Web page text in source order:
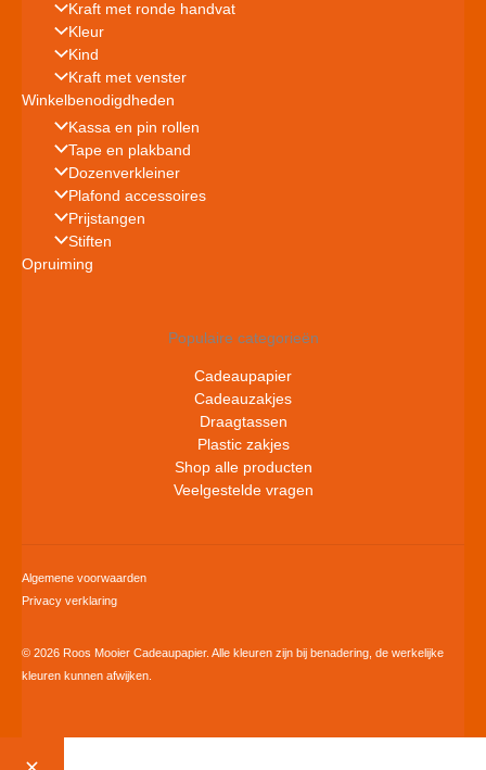
Kraft met ronde handvat
Kleur
Kind
Kraft met venster
Winkelbenodigdheden
Kassa en pin rollen
Tape en plakband
Dozenverkleiner
Plafond accessoires
Prijstangen
Stiften
Opruiming
Populaire categorieën
Cadeaupapier
Cadeauzakjes
Draagtassen
Plastic zakjes
Shop alle producten
Veelgestelde vragen
© 2026 Roos Mooier Cadeaupapier. Alle kleuren zijn bij benadering, de werkelijke
kleuren kunnen afwijken.
Algemene voorwaarden
Privacy verklaring